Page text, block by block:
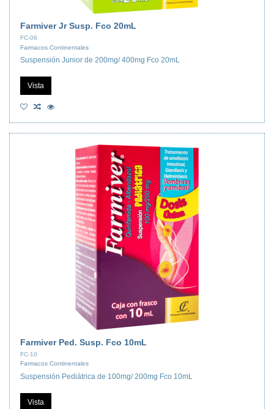
Farmiver Jr Susp. Fco 20mL
FC-06
Farmacos Continentales
Suspensión Junior de 200mg/ 400mg Fco 20mL
Vista
Farmiver Ped. Susp. Fco 10mL
FC-10
Farmacos Continentales
Suspensión Pediátrica de 100mg/ 200mg Fco 10mL
Vista